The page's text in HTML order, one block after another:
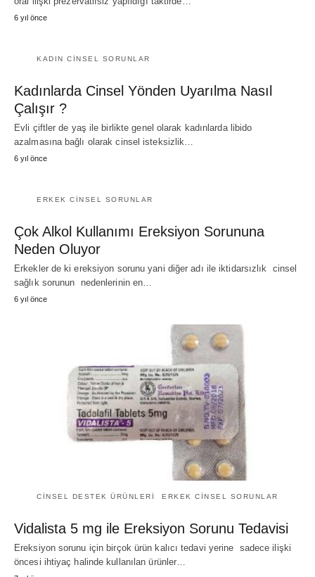
6 yıl önce
KADIN CINSEL SORUNLAR
Kadınlarda Cinsel Yönden Uyarılma Nasıl
Çalışır ?
Evli çiftler de yaş ile birlikte genel olarak kadınlarda libido
azalmasına bağlı olarak cinsel isteksizlik…
6 yıl önce
ERKEK CINSEL SORUNLAR
Çok Alkol Kullanımı Ereksiyon Sorununa
Neden Oluyor
Erkekler de ki ereksiyon sorunu yani diğer adı ile iktidarsızlık cinsel
sağlık sorunun nedenlerinin en…
6 yıl önce
CINSEL DESTEK ÜRÜNLERI ERKEK CINSEL SORUNLAR
Vidalista 5 mg ile Ereksiyon Sorunu Tedavisi
Ereksiyon sorunu için birçok ürün kalıcı tedavi yerine sadece ilişki
öncesi ihtiyaç halinde kullanılan ürünler…